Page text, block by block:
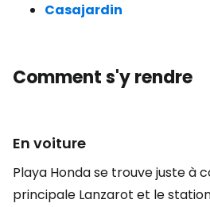
Casajardin
Comment s'y rendre
En voiture
Playa Honda se trouve juste à
principale Lanzarot et le